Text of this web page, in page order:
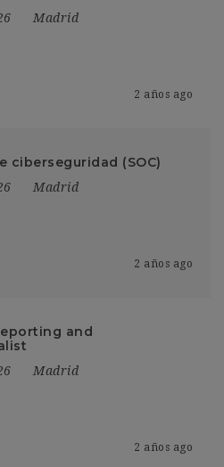
Madrid
2 años ago
ciberseguridad (SOC)
Madrid
2 años ago
and
Madrid
2 años ago